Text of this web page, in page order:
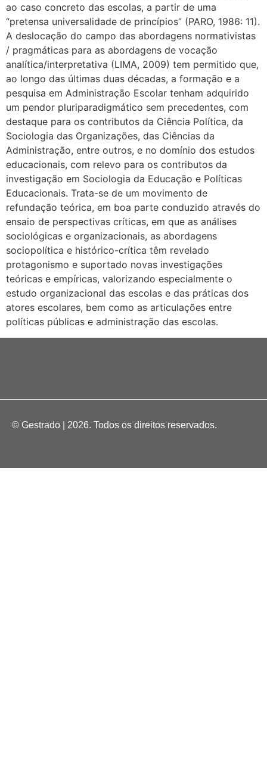
ao caso concreto das escolas, a partir de uma
“pretensa universalidade de princípios” (PARO, 1986: 11).
A deslocação do campo das abordagens normativistas
/ pragmáticas para as abordagens de vocação
analítica/interpretativa (LIMA, 2009) tem permitido que,
ao longo das últimas duas décadas, a formação e a
pesquisa em Administração Escolar tenham adquirido
um pendor pluriparadigmático sem precedentes, com
destaque para os contributos da Ciência Política, da
Sociologia das Organizações, das Ciências da
Administração, entre outros, e no domínio dos estudos
educacionais, com relevo para os contributos da
investigação em Sociologia da Educação e Políticas
Educacionais. Trata-se de um movimento de
refundação teórica, em boa parte conduzido através do
ensaio de perspectivas críticas, em que as análises
sociológicas e organizacionais, as abordagens
sociopolítica e histórico-crítica têm revelado
protagonismo e suportado novas investigações
teóricas e empíricas, valorizando especialmente o
estudo organizacional das escolas e das práticas dos
atores escolares, bem como as articulações entre
políticas públicas e administração das escolas.
© Gestrado | 2026. Todos os direitos reservados.